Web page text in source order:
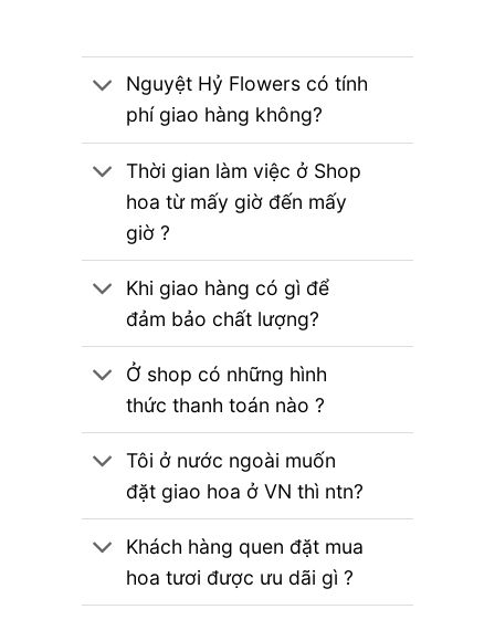
Nguyệt Hỷ Flowers có tính
phí giao hàng không?
Thời gian làm việc ở Shop
hoa từ mấy giờ đến mấy
giờ ?
Khi giao hàng có gì để
đảm bảo chất lượng?
Ở shop có những hình
thức thanh toán nào ?
Tôi ở nước ngoài muốn
đặt giao hoa ở VN thì ntn?
Khách hàng quen đặt mua
hoa tươi được ưu dãi gì ?